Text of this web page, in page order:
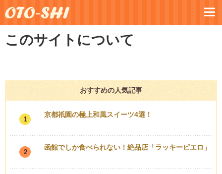
このサイトについて
おすすめの人気記事
1
京都祇園の極上和風スイーツ4選！
2
函館でしか食べられない！絶品店「ラッキーピエロ」